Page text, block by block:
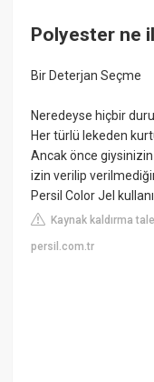
Polyester ne
Bir Deterjan Seçme
Neredeyse hiçbir
Her türlü lekeden
Ancak önce
izin verilip
Persil Color Jel
Kaynak kaldırma
persil.com.tr